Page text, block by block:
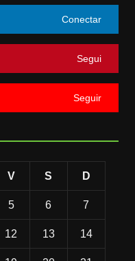
Conectar
Segui
Seguir
V S D
5 6 7
12 13 14